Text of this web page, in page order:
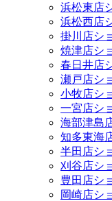
浜松東店
浜松西店
掛川店シ
焼津店シ
春日井店
瀬戸店シ
小牧店シ
一宮店シ
海部津島
知多東海
半田店シ
刈谷店シ
豊田店シ
岡崎店シ